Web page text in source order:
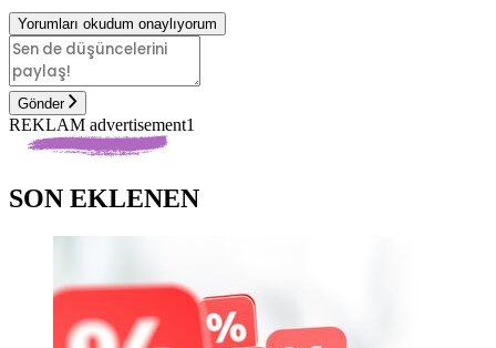
Yorumları okudum onaylıyorum
Gönder
REKLAM advertisement1
SON EKLENEN